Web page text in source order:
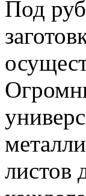
Под
листов